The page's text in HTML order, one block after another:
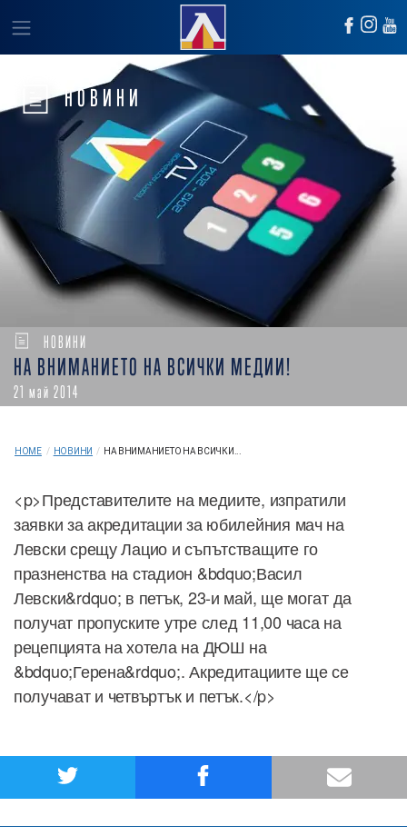
НОВИНИ
НОВИНИ
НА ВНИМАНИЕТО НА ВСИЧКИ МЕДИИ!
21 май 2014
HOME / НОВИНИ / НА ВНИМАНИЕТО НА ВСИЧКИ...
<p>Представителите на медиите, изпратили
заявки за акредитации за юбилейния мач на
Левски срещу Лацио и съпътстващите го
празненства на стадион &bdquo;Васил
Левски&rdquo; в петък, 23-и май, ще могат да
получат пропуските утре след 11,00 часа на
рецепцията на хотела на ДЮШ на
&bdquo;Герена&rdquo;. Акредитациите ще се
получават и четвъртък и петък.</p>